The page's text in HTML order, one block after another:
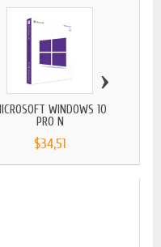
WINDOWS 10
PRO N
$34,51
›